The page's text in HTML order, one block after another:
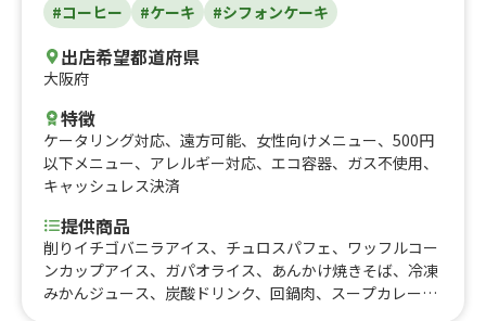
#コーヒー #ケーキ #シフォンケーキ
出店希望都道府県
大阪府
特徴
ケータリング対応、 遠方可能、 女性向けメニュー、 500円
以下メニュー、 アレルギー対応、 エコ容器、 ガス不使用、
キャッシュレス決済
提供商品
削りイチゴバニラアイス、チュロスパフェ、ワッフルコー
ンカップアイス、ガパオライス、あんかけ焼きそば、冷凍
みかんジュース、炭酸ドリンク、回鍋肉、スープカレー、